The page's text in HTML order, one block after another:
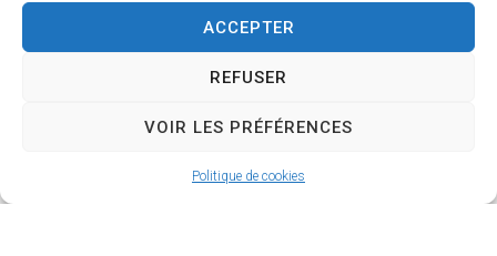
ACCEPTER
REFUSER
VOIR LES PRÉFÉRENCES
Politique de cookies
l'avance !